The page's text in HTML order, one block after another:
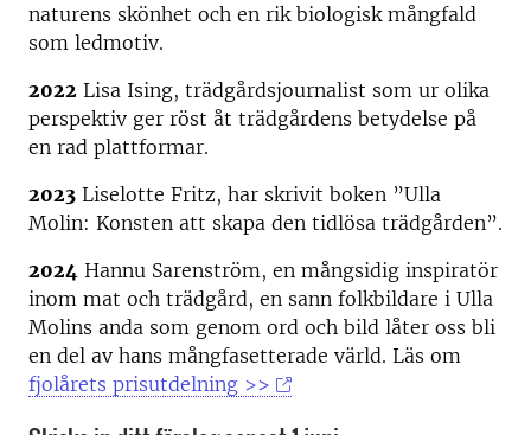
naturens skönhet och en rik biologisk mångfald
som ledmotiv.
2022 Lisa Ising, trädgårdsjournalist som ur olika
perspektiv ger röst åt trädgårdens betydelse på
en rad plattformar.
2023 Liselotte Fritz, har skrivit boken ”Ulla
Molin: Konsten att skapa den tidlösa trädgården”.
2024 Hannu Sarenström, en mångsidig inspiratör
inom mat och trädgård, en sann folkbildare i Ulla
Molins anda som genom ord och bild låter oss bli
en del av hans mångfasetterade värld. Läs om
fjolårets prisutdelning >>